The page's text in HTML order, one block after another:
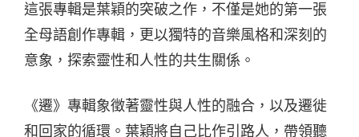
這張專輯是葉穎的突破之作，不僅是她的第一張
全母語創作專輯，更以獨特的音樂風格和深刻的
意象，探索靈性和人性的共生關係。
《遷》專輯象徵著靈性與人性的融合，以及遷徙
和回家的循環。葉穎將自己比作引路人，帶領聽